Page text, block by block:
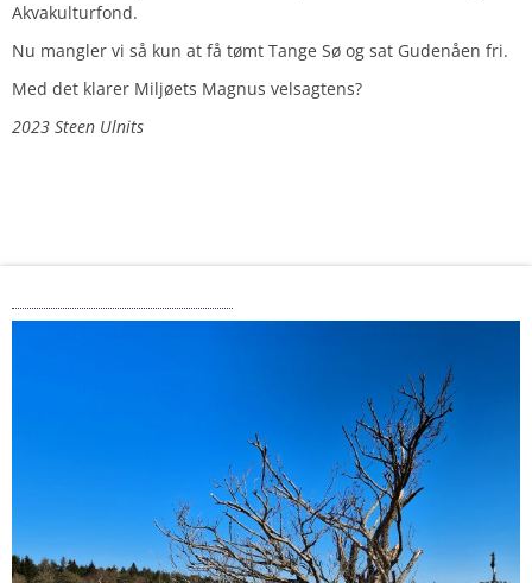
Akvakulturfond.
Nu mangler vi så kun at få tømt Tange Sø og sat Gudenåen fri.
Med det klarer Miljøets Magnus velsagtens?
2023 Steen Ulnits